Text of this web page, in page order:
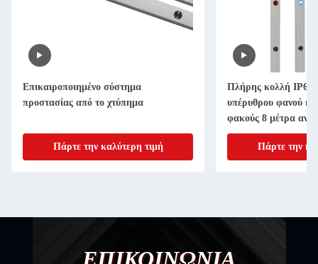
Επικαιροποιημένο σύστημα
προστασίας από το χτύπημα
Πάρτε την καλύτερη τιμή
Πλήρης κολλή IP67
υπέρυθρου φανού
φακούς 8 μέτρα
Πάρτε την